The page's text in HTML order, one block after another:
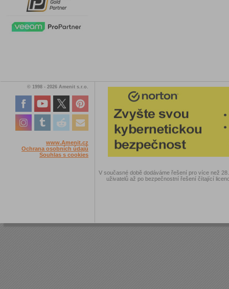
© 1998 - 2026 Amenit s.r.o.
www.Amenit.cz
Ochrana osobních údajů
Souhlas s cookies
V současné době dodáváme řešení pro více než
uživatelů až po bezpečnostní řešení čítající